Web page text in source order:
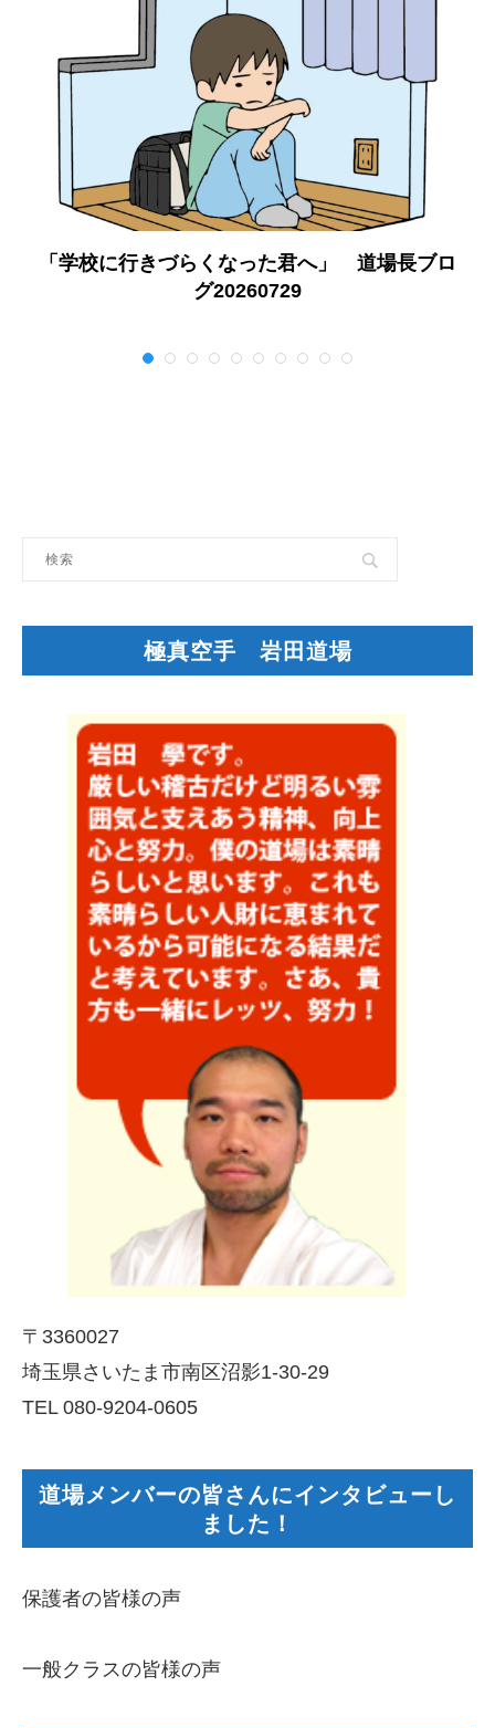
「学校に行きづらくなった君へ」 道場長ブロ
グ20260729
極真空手 岩田道場
〒3360027
埼玉県さいたま市南区沼影1-30-29
TEL 080-9204-0605
道場メンバーの皆さんにインタビューし
ました！
保護者の皆様の声
一般クラスの皆様の声